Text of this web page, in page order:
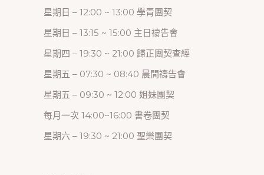
星期日 – 12:00 ~ 13:00 學青團契
星期日 – 13:15 ~ 15:00 主日禱告會
星期四 – 19:30 ~ 21:00 歸正團契查經
星期五 – 07:30 ~ 08:40 晨間禱告會
星期五 – 09:30 ~ 12:00 姐妹團契
每月一次 14:00~16:00 書卷團契
星期六 – 19:30 ~ 21:00 聖樂團契